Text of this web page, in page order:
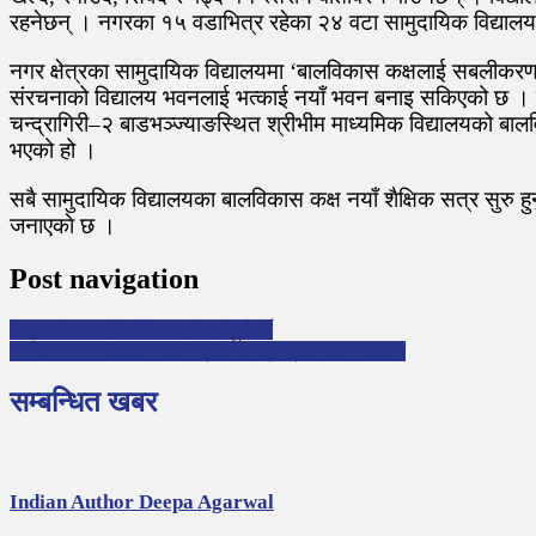
रहनेछन् । नगरका १५ वडाभित्र रहेका २४ वटा सामुदायिक
नगर क्षेत्रका सामुदायिक विद्यालयमा ‘बालविकास कक्षलाई
संरचनाको विद्यालय भवनलाई भत्काई नयाँ भवन बनाइ सकिएको छ ।
चन्द्रागिरी–२ बाडभञ्ज्याङस्थित श्रीभीम माध्यमिक
भएको हो ।
सबै सामुदायिक विद्यालयका बालविकास कक्ष नयाँ शैक्षिक सत्र सुरु
जनाएकाे छ ।
Post navigation
सम्बन्धित खबर
Indian Author Deepa Agarwal